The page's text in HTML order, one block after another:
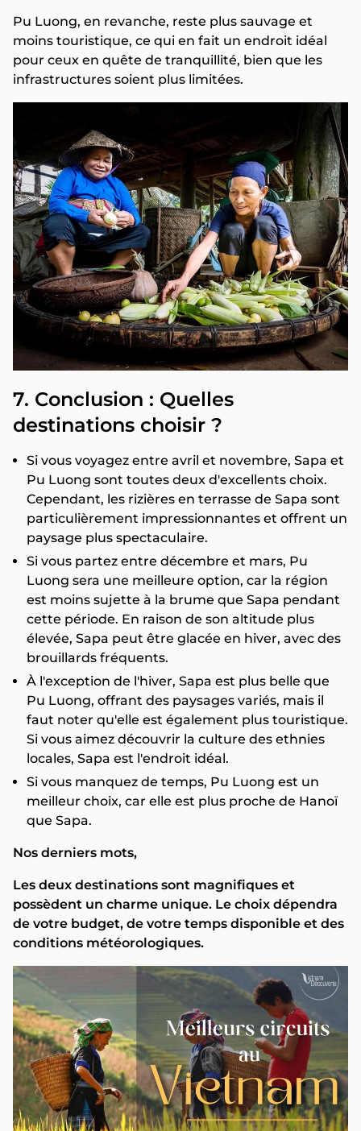
Pu Luong, en revanche, reste plus sauvage et
moins touristique, ce qui en fait un endroit idéal
pour ceux en quête de tranquillité, bien que les
infrastructures soient plus limitées.
7. Conclusion : Quelles
destinations choisir ?
Si vous voyagez entre avril et novembre, Sapa et
Pu Luong sont toutes deux d'excellents choix.
Cependant, les rizières en terrasse de Sapa sont
particulièrement impressionnantes et offrent un
paysage plus spectaculaire.
Si vous partez entre décembre et mars, Pu
Luong sera une meilleure option, car la région
est moins sujette à la brume que Sapa pendant
cette période. En raison de son altitude plus
élevée, Sapa peut être glacée en hiver, avec des
brouillards fréquents.
À l'exception de l'hiver, Sapa est plus belle que
Pu Luong, offrant des paysages variés, mais il
faut noter qu'elle est également plus touristique.
Si vous aimez découvrir la culture des ethnies
locales, Sapa est l'endroit idéal.
Si vous manquez de temps, Pu Luong est un
meilleur choix, car elle est plus proche de Hanoï
que Sapa.
Nos derniers mots,
Les deux destinations sont magnifiques et
possèdent un charme unique. Le choix dépendra
de votre budget, de votre temps disponible et des
conditions météorologiques.